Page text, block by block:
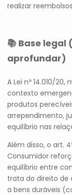
realizar
📚 Base legal
aprofundar)
A Lei nº 14.010/
contexto
produtos
arrependimento,
equilíbrio nas
Além disso, o art.
Consumidor
equilíbrio entre
trata do direito de
a bens duráveis